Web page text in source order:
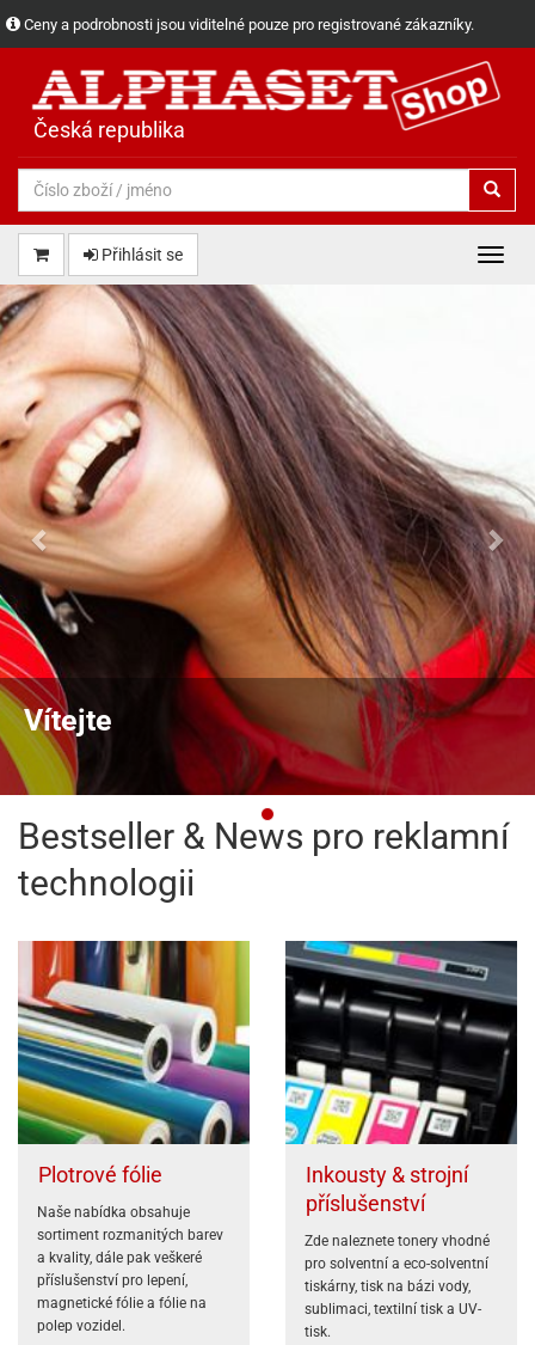
Ceny a podrobnosti jsou viditelné pouze pro registrované zákazníky.
Česká republika
Přihlásit se
Vítejte
Bestseller & News pro reklamní
technologii
Plotrové fólie
Naše nabídka obsahuje
sortiment rozmanitých barev
a kvality, dále pak veškeré
příslušenství pro lepení,
magnetické fólie a fólie na
polep vozidel.
Inkousty & strojní
příslušenství
Zde naleznete tonery vhodné
pro solventní a eco-solventní
tiskárny, tisk na bázi vody,
sublimaci, textilní tisk a UV-
tisk.